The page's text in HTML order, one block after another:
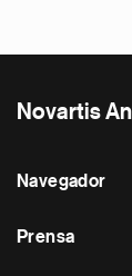
Novartis
Navegador
Prensa